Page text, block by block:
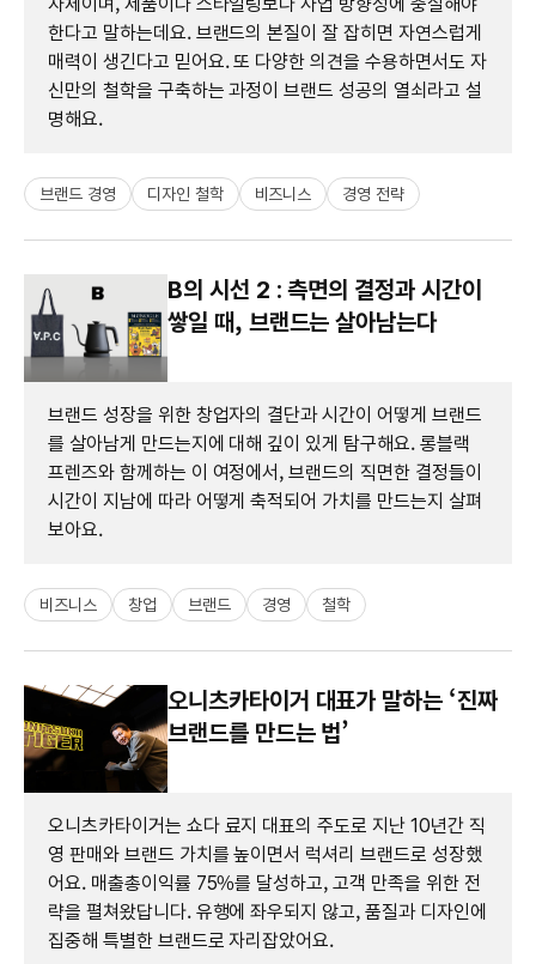
한다고 말하는데요. 브랜드의 본질이 잘 잡히면 자연스럽게
매력이 생긴다고 믿어요. 또 다양한 의견을 수용하면서도 자
신만의 철학을 구축하는 과정이 브랜드 성공의 열쇠라고 설
명해요.
브랜드 경영 디자인 철학 비즈니스 경영 전략
B의 시선 2 : 측면의 결정과 시간이
쌓일 때, 브랜드는 살아남는다
브랜드 성장을 위한 창업자의 결단과 시간이 어떻게 브랜드
를 살아남게 만드는지에 대해 깊이 있게 탐구해요. 롱블랙
프렌즈와 함께하는 이 여정에서, 브랜드의 직면한 결정들이
시간이 지남에 따라 어떻게 축적되어 가치를 만드는지 살펴
보아요.
비즈니스 창업 브랜드 경영 철학
오니츠카타이거 대표가 말하는 ‘진짜
브랜드를 만드는 법’
오니츠카타이거는 쇼다 료지 대표의 주도로 지난 10년간 직
영 판매와 브랜드 가치를 높이면서 럭셔리 브랜드로 성장했
어요. 매출총이익률 75%를 달성하고, 고객 만족을 위한 전
략을 펼쳐왔답니다. 유행에 좌우되지 않고, 품질과 디자인에
집중해 특별한 브랜드로 자리잡았어요.